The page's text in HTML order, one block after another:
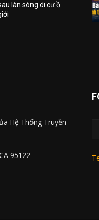
làn sóng di cư ồ
Hệ Thống Truyền
95122